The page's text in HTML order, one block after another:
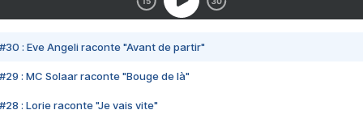
#30 : Eve Angeli raconte "Avant de partir"
#29 : MC Solaar raconte "Bouge de là"
#28 : Lorie raconte "Je vais vite"